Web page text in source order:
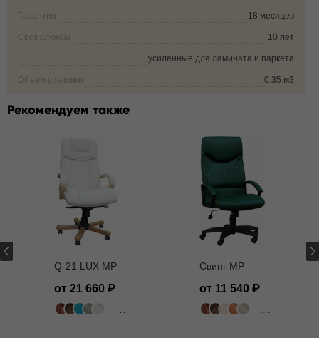
Гарантия 18 месяцев
Срок службы 10 лет
. усиленные для ламината и паркета
Объем упаковки 0.35 м3
Рекомендуем также
Q-21 LUX MP
от 21 660
502 цвета
Свинг MP
от 11 540
318 цветов